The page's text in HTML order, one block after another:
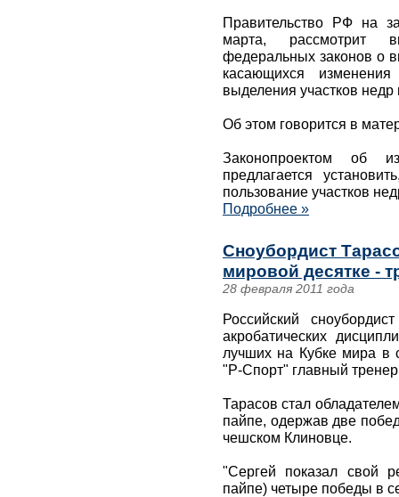
Правительство РФ на
марта, рассмотрит
федеральных законов о
касающихся
выделения участков недр
Об этом говорится в
Законопроектом об
предлагается
пользование участков
Подробнее »
Сноубордист
мировой десятке -
28 февраля 2011 года
Российский
акробатических
лучших на Кубке мира в
"Р-Спорт" главный
Тарасов стал
пайпе, одержав две
чешском Клиновце.
"Сергей показал свой
пайпе) четыре победы в